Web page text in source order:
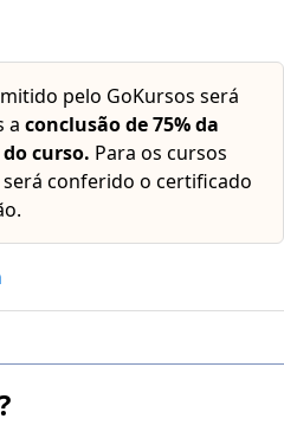
pelo GoKursos será
a conclusão de 75% da
curso. Para os cursos
será conferido o certificado